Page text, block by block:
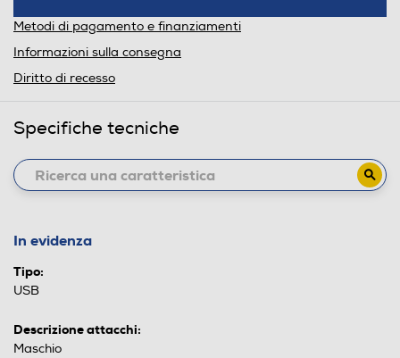
Metodi di pagamento e finanziamenti
Informazioni sulla consegna
Diritto di recesso
Specifiche tecniche
In evidenza
Tipo:
USB
Descrizione attacchi:
Maschio